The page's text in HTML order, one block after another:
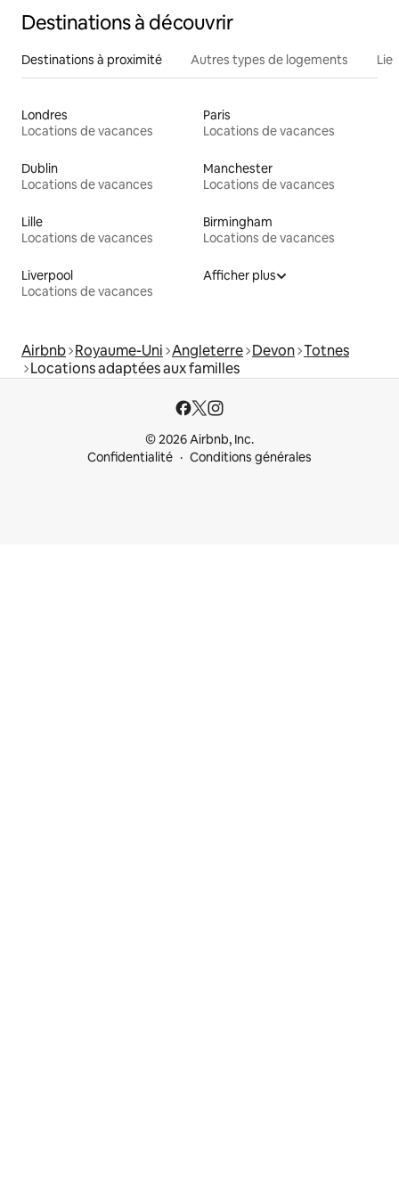
Destinations à découvrir
Destinations à proximité Autres types de logements
Londres
Locations de vacances
Paris
Locations de vacances
Dublin
Locations de vacances
Manchester
Locations de vacances
Lille
Locations de vacances
Birmingham
Locations de vacances
Liverpool
Locations de vacances
Afficher plus
Airbnb Royaume-Uni Angleterre Devon Totnes
Locations adaptées aux familles
© 2026 Airbnb, Inc.
Confidentialité
Conditions générales